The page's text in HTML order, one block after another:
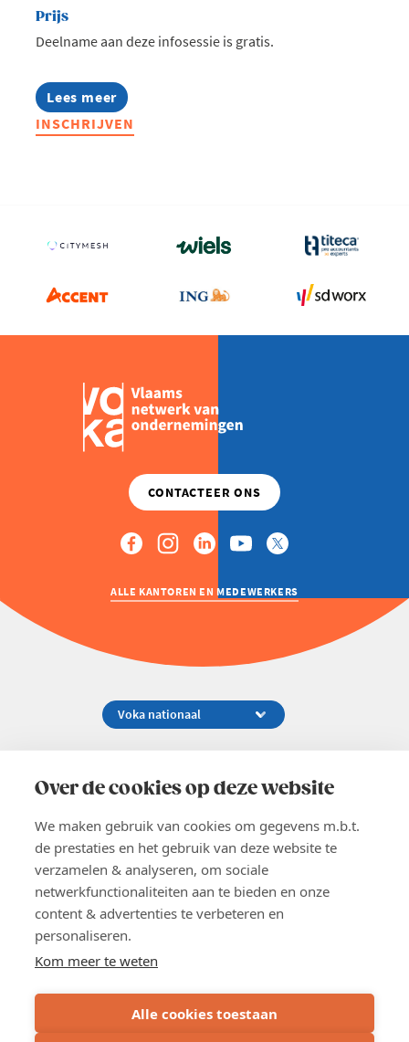
Over de cookies op deze website
We maken gebruik van cookies om gegevens m.b.t.
de prestaties en het gebruik van deze website te
verzamelen & analyseren, om sociale
netwerkfunctionaliteiten aan te bieden en onze
content & advertenties te verbeteren en
personaliseren.
Kom meer te weten
Alle cookies toestaan
Prijs
Deelname aan deze infosessie is gratis.
Lees meer
about
Infosessie:
Talentmissie
INSCHRIJVEN
ALLE KANTOREN EN MEDEWERKERS
02 229 81 11
EN
Word lid
Voka 2026